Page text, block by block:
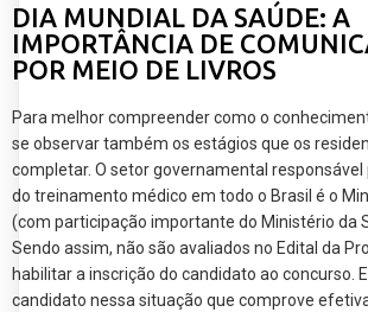
DIA MUNDIAL DA SAÚDE: A
IMPORTÂNCIA DE
POR MEIO DE LIVROS
Para melhor compreender como o
se observar também os estágios que os
completar. O setor governamental responsável
do treinamento médico em todo o Brasil é o
(com participação importante do Ministério da
Sendo assim, não são avaliados no Edital da
habilitar a inscrição do candidato ao concurso.
candidato nessa situação que comprove